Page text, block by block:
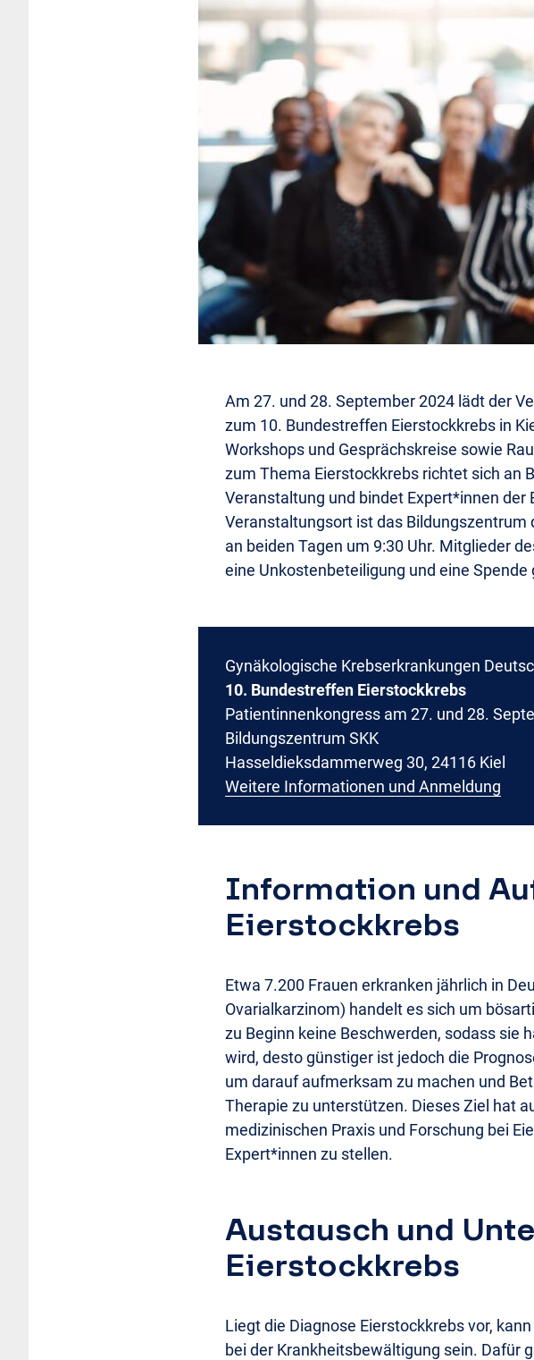
Am 27. und 28. September 2024 lädt der
zum 10. Bundestreffen Eierstockkrebs in
Workshops und Gesprächskreise sowie
zum Thema Eierstockkrebs richtet sich an
Veranstaltung und bindet Expert*innen
Veranstaltungsort ist das
an beiden Tagen um 9:30 Uhr. Mitglieder
eine Unkostenbeteiligung und eine
Gynäkologische Krebserkrankungen
10. Bundestreffen Eierstockkrebs
Patientinnenkongress am 27. und 28.
Bildungszentrum SKK
Hasseldieksdammerweg 30, 24116 Kiel
Weitere Informationen und Anmeldung
Information und
Eierstockkrebs
Etwa 7.200 Frauen erkranken jährlich in
Ovarialkarzinom) handelt es sich um
zu Beginn keine Beschwerden, sodass sie
wird, desto günstiger ist jedoch die
um darauf aufmerksam zu machen und
Therapie zu unterstützen. Dieses Ziel hat
medizinischen Praxis und Forschung bei
Expert*innen zu stellen.
Austausch und
Eierstockkrebs
Liegt die Diagnose Eierstockkrebs vor,
bei der Krankheitsbewältigung sein. Dafür